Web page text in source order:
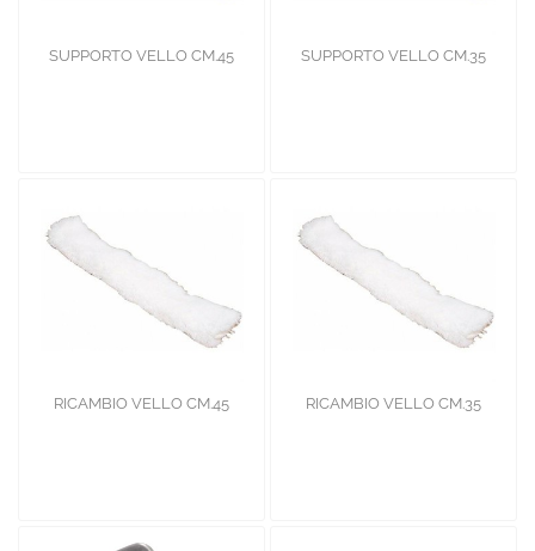
SUPPORTO VELLO CM.45 SUPPORTO VELLO CM.35
RICAMBIO VELLO CM.45 RICAMBIO VELLO CM.35